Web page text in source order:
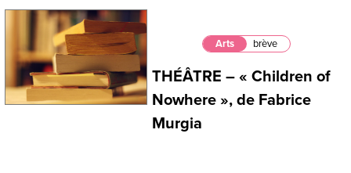
Arts brève
THÉÂTRE – « Children of
Nowhere », de Fabrice
Murgia